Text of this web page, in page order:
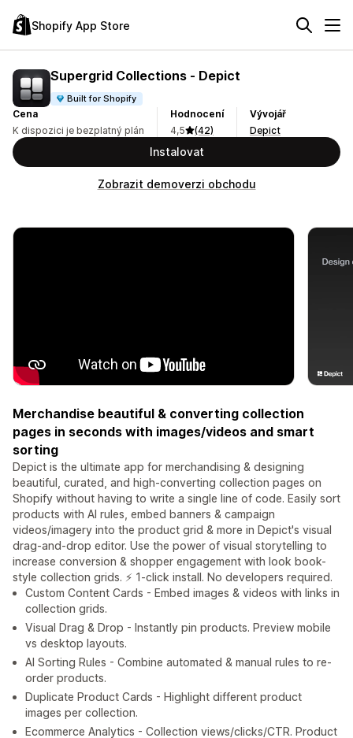
Shopify App Store
Supergrid Collections ‑ Depict
Built for Shopify
Cena
K dispozici je bezplatný plán
Hodnocení
4,5
(42)
Vývojář
Depict
Instalovat
Zobrazit demoverzi obchodu
Merchandise beautiful & converting collection
pages in seconds with images/videos and smart
sorting
Depict is the ultimate app for merchandising & designing
beautiful, curated, and high-converting collection pages on
Shopify without having to write a single line of code. Easily sort
products with AI rules, embed banners & campaign
videos/imagery into the product grid & more in Depict's visual
drag-and-drop editor. Use the power of visual storytelling to
increase conversion & shopper engagement with look book-
style collection grids. ⚡️ 1-click install. No developers required.
Custom Content Cards - Embed images & videos with links in
collection grids.
Visual Drag & Drop - Instantly pin products. Preview mobile
vs desktop layouts.
AI Sorting Rules - Combine automated & manual rules to re-
order products.
Duplicate Product Cards - Highlight different product
images per collection.
Ecommerce Analytics - Collection views/clicks/CTR. Product